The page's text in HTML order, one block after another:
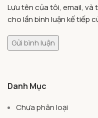
Lưu tên của tôi, email,
cho lần bình luận kế tiếp
Danh Mục
Chưa phân loại